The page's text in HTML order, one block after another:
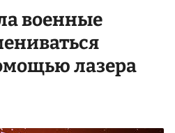
военные
лазера